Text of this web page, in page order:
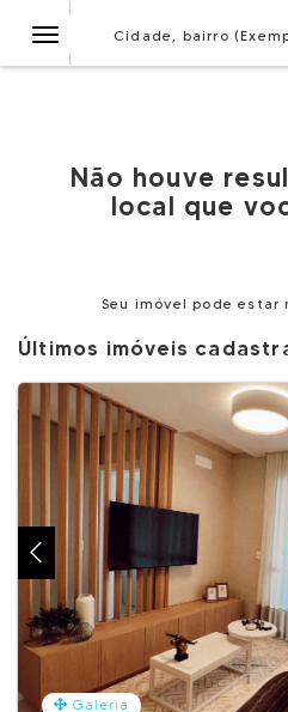
NavegaçãoCidade, bairro
Não houve
local que
Seu imóvel pode estar
Últimos imóveis
Galeria